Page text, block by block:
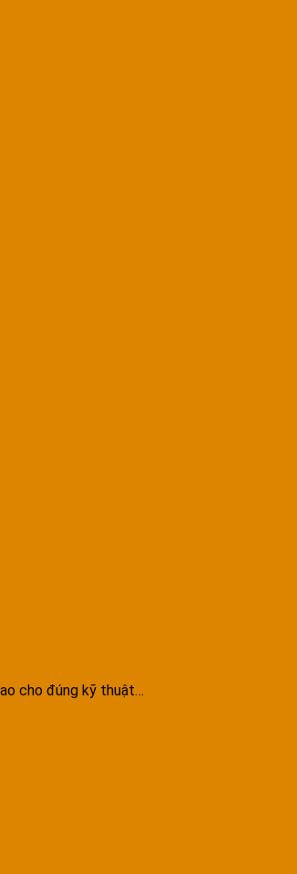
cho đúng kỹ thuật…